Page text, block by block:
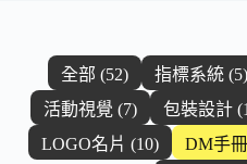
全部 (52) 指標系統 (5)
活動視覺 (7)
包裝設計
LOGO名片 (10)
DM手